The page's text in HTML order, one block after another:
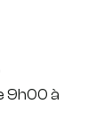
9h00 à